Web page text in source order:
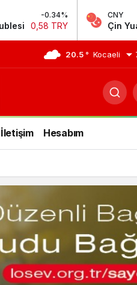
CNY 0.19%
Çin Yuanı 7,07 TRY
20.5 ° Kocaeli
İletişim Hesabım
Gündüz
Gece Modu